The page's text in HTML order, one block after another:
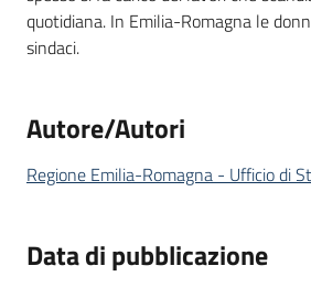
quotidiana. In Emilia-Romagna le
sindaci.
Autore/Autori
Regione Emilia-Romagna - Ufficio di
Data di pubblicazione